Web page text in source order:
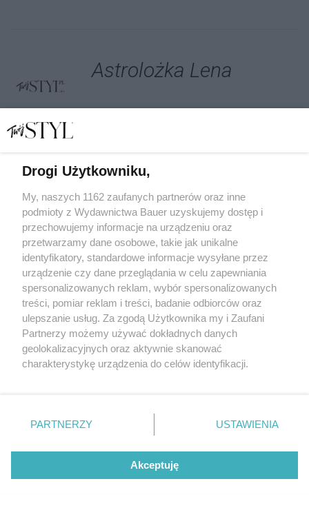
Astrolożka Lena
Zobacz również
Drogi Użytkowniku,
My, naszych 1162 zaufanych partnerów oraz inne
podmioty z Wydawnictwa Bauer uzyskujemy dostęp i
przechowujemy informacje na urządzeniu oraz
przetwarzamy dane osobowe, takie jak unikalne
identyfikatory, standardowe informacje wysyłane przez
urządzenie czy dane przeglądania w celu zapewniania
spersonalizowanych reklam, wybór spersonalizowanych
treści, pomiar reklam i treści, badanie odbiorców oraz
ulepszanie usług. Za zgodą Użytkownika my i Zaufani
Partnerzy możemy używać dokładnych danych
geolokalizacyjnych oraz aktywnie skanować
charakterystykę urządzenia do celów identyfikacji.
zmienić/wycofać klikając przycisk ustawień prywatności
znajdujący się w lewym dolnym rogu strony
rodzaje przetwarzania danych nie wymagają zgody
użytkownika, ale masz prawo sprzeciwić się takiemu
PARTNERZY USTAWIENIA
Akceptuję